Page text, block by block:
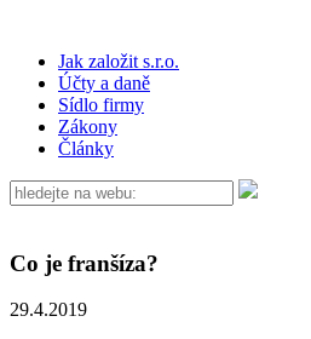
Jak založit s.r.o.
Účty a daně
Sídlo firmy
Zákony
Články
Co je franšíza?
29.4.2019